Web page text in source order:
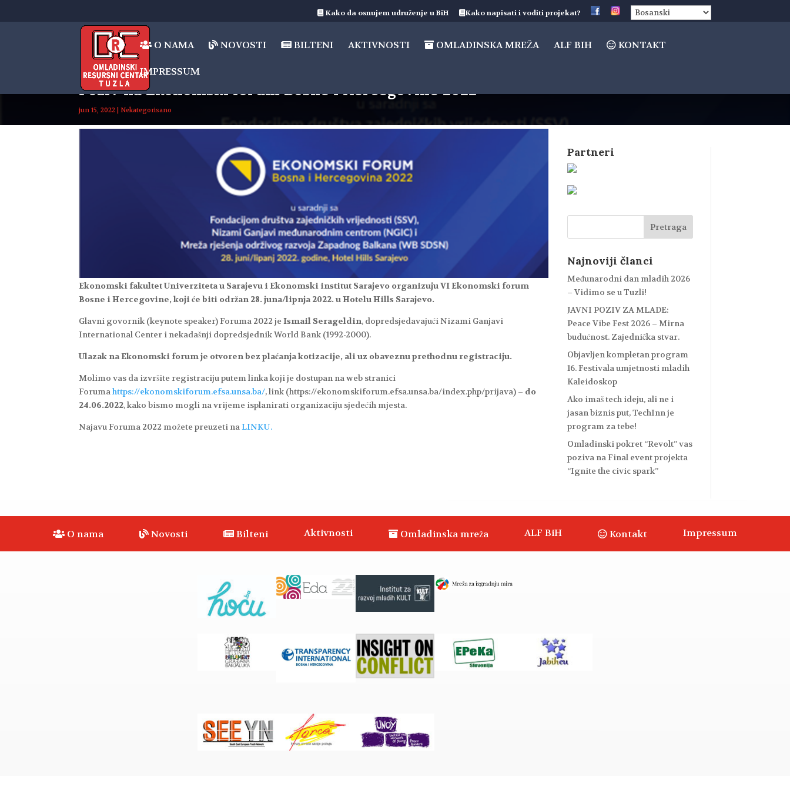
Kako da osnujem udruženje u BiH Kako napisati i voditi projekat?
O NAMA NOVOSTI BILTENI AKTIVNOSTI OMLADINSKA MREŽA ALF BIH KONTAKT
IMPRESSUM
Poziv na Ekonomski forum Bosne i Hercegovine 2022
jun 15, 2022 |Nekategorisano
Ekonomski fakultet Univerziteta u Sarajevu i Ekonomski institut Sarajevo organizujuVI Ekonomski forum
Bosne i Hercegovine,koji će biti održan 28. juna/lipnja 2022.u Hotelu Hills Sarajevo.
Glavni govornik (keynote speaker) Foruma 2022 je Ismail Serageldin, dopredsjedavajući Nizami Ganjavi
International Center i nekadašnji dopredsjednik World Bank (1992-2000).​
Ulazak na Ekonomski forum je otvoren bez plaćanja kotizacije, ali uz obaveznu prethodnu registraciju.
Molimo vas da izvršite registraciju putem linka koji je dostupan na web stranici
Forumahttps://ekonomskiforum.efsa.unsa.ba/, link (https://ekonomskiforum.efsa.unsa.ba/index.php/prijava) – do
24.06.2022, kako bismo mogli na vrijeme isplanirati organizaciju sjedećih mjesta.
Najavu Foruma 2022 možete preuzeti naLINKU.​
Partneri
Najnoviji članci
Međunarodni dan mladih 2026
– Vidimo se u Tuzli!
JAVNI POZIV ZA MLADE:
Peace Vibe Fest 2026 – Mirna
budućnost. Zajednička stvar.
Objavljen kompletan program
16. Festivala umjetnosti mladih
Kaleidoskop
Ako imaš tech ideju, ali ne i
jasan biznis put, TechInn je
program za tebe!
Omladinski pokret “Revolt” vas
poziva na Final event projekta
“Ignite the civic spark”
O nama Novosti Bilteni Aktivnosti Omladinska mreža ALF BiH Kontakt Impressum